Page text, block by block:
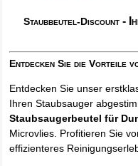
Staubbeutel-Discount -
Entdecken Sie die Vorteile
Entdecken Sie unser
Ihren Staubsauger
Staubsaugerbeutel für
Microvlies. Profitieren Sie
effizienteres